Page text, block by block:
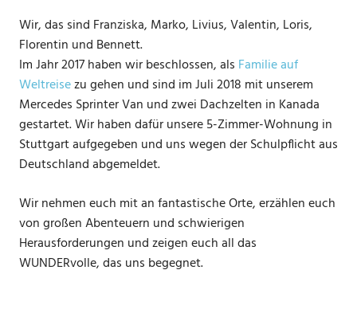
Wir, das sind Franziska, Marko, Livius, Valentin, Loris,
Florentin und Bennett.
Im Jahr 2017 haben wir beschlossen, als Familie auf
Weltreisezu gehen und sind im Juli 2018 mit unserem
Mercedes Sprinter Van und zwei Dachzelten in Kanada
gestartet. Wir haben dafür unsere 5-Zimmer-Wohnung in
Stuttgart aufgegeben und uns wegen der Schulpflicht aus
Deutschland abgemeldet.
Wir nehmen euch mit an fantastische Orte, erzählen euch
von großen Abenteuern und schwierigen
Herausforderungen und zeigen euch all das
WUNDERvolle, das uns begegnet.